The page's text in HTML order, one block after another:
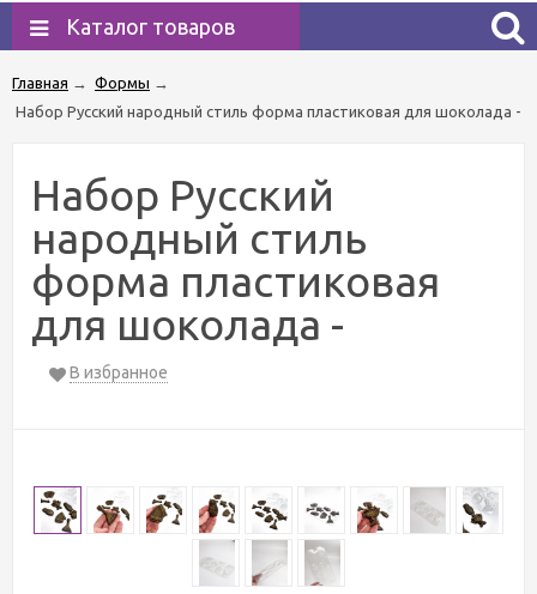
Каталог товаров
Главная → Формы →
Набор Русский народный стиль форма пластиковая для шоколада -
Набор Русский
народный стиль
форма пластиковая
для шоколада -
В избранное